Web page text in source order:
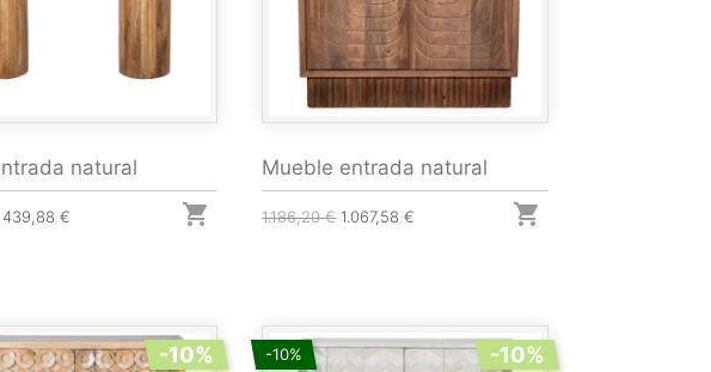
natural
439,88 € 
Mueble entrada natural
1.186,20 € 1.067,58 € 
-10% -10% -10%